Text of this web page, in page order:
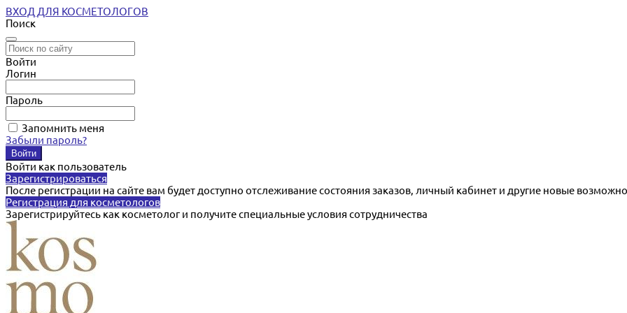
ВХОД ДЛЯ КОСМЕТОЛОГОВ
Поиск
Войти
Логин
Пароль
Запомнить меня
Забыли пароль?
Войти как пользователь
Зарегистрироваться
После регистрации на сайте вам будет доступно отслеживание состояния заказов, личный кабинет и другие новые
Регистрация для косметологов
Зарегистрируйтесь как косметолог и получите специальные условия сотрудничества